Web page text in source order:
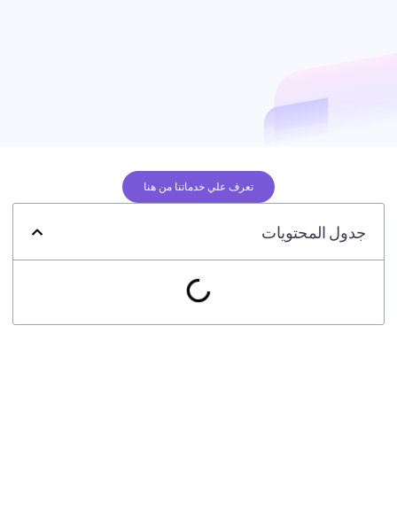
تعرف علي خدماتنا من هنا
جدول المحتويات